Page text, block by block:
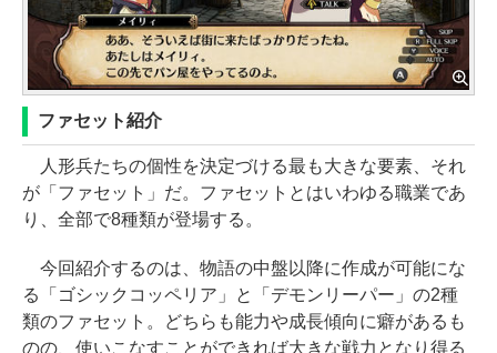
ファセット紹介
人形兵たちの個性を決定づける最も大きな要素、それ
が「ファセット」だ。ファセットとはいわゆる職業であ
り、全部で8種類が登場する。
今回紹介するのは、物語の中盤以降に作成が可能にな
る「ゴシックコッペリア」と「デモンリーパー」の2種
類のファセット。どちらも能力や成長傾向に癖があるも
のの、使いこなすことができれば大きな戦力となり得る